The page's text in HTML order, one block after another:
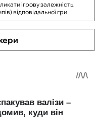
ігрову залежність.
відповідальної гри